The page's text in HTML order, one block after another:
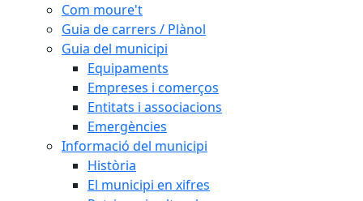
Com moure't
Guia de carrers / Plànol
Guia del municipi
Equipaments
Empreses i comerços
Entitats i associacions
Emergències
Informació del municipi
Història
El municipi en xifres